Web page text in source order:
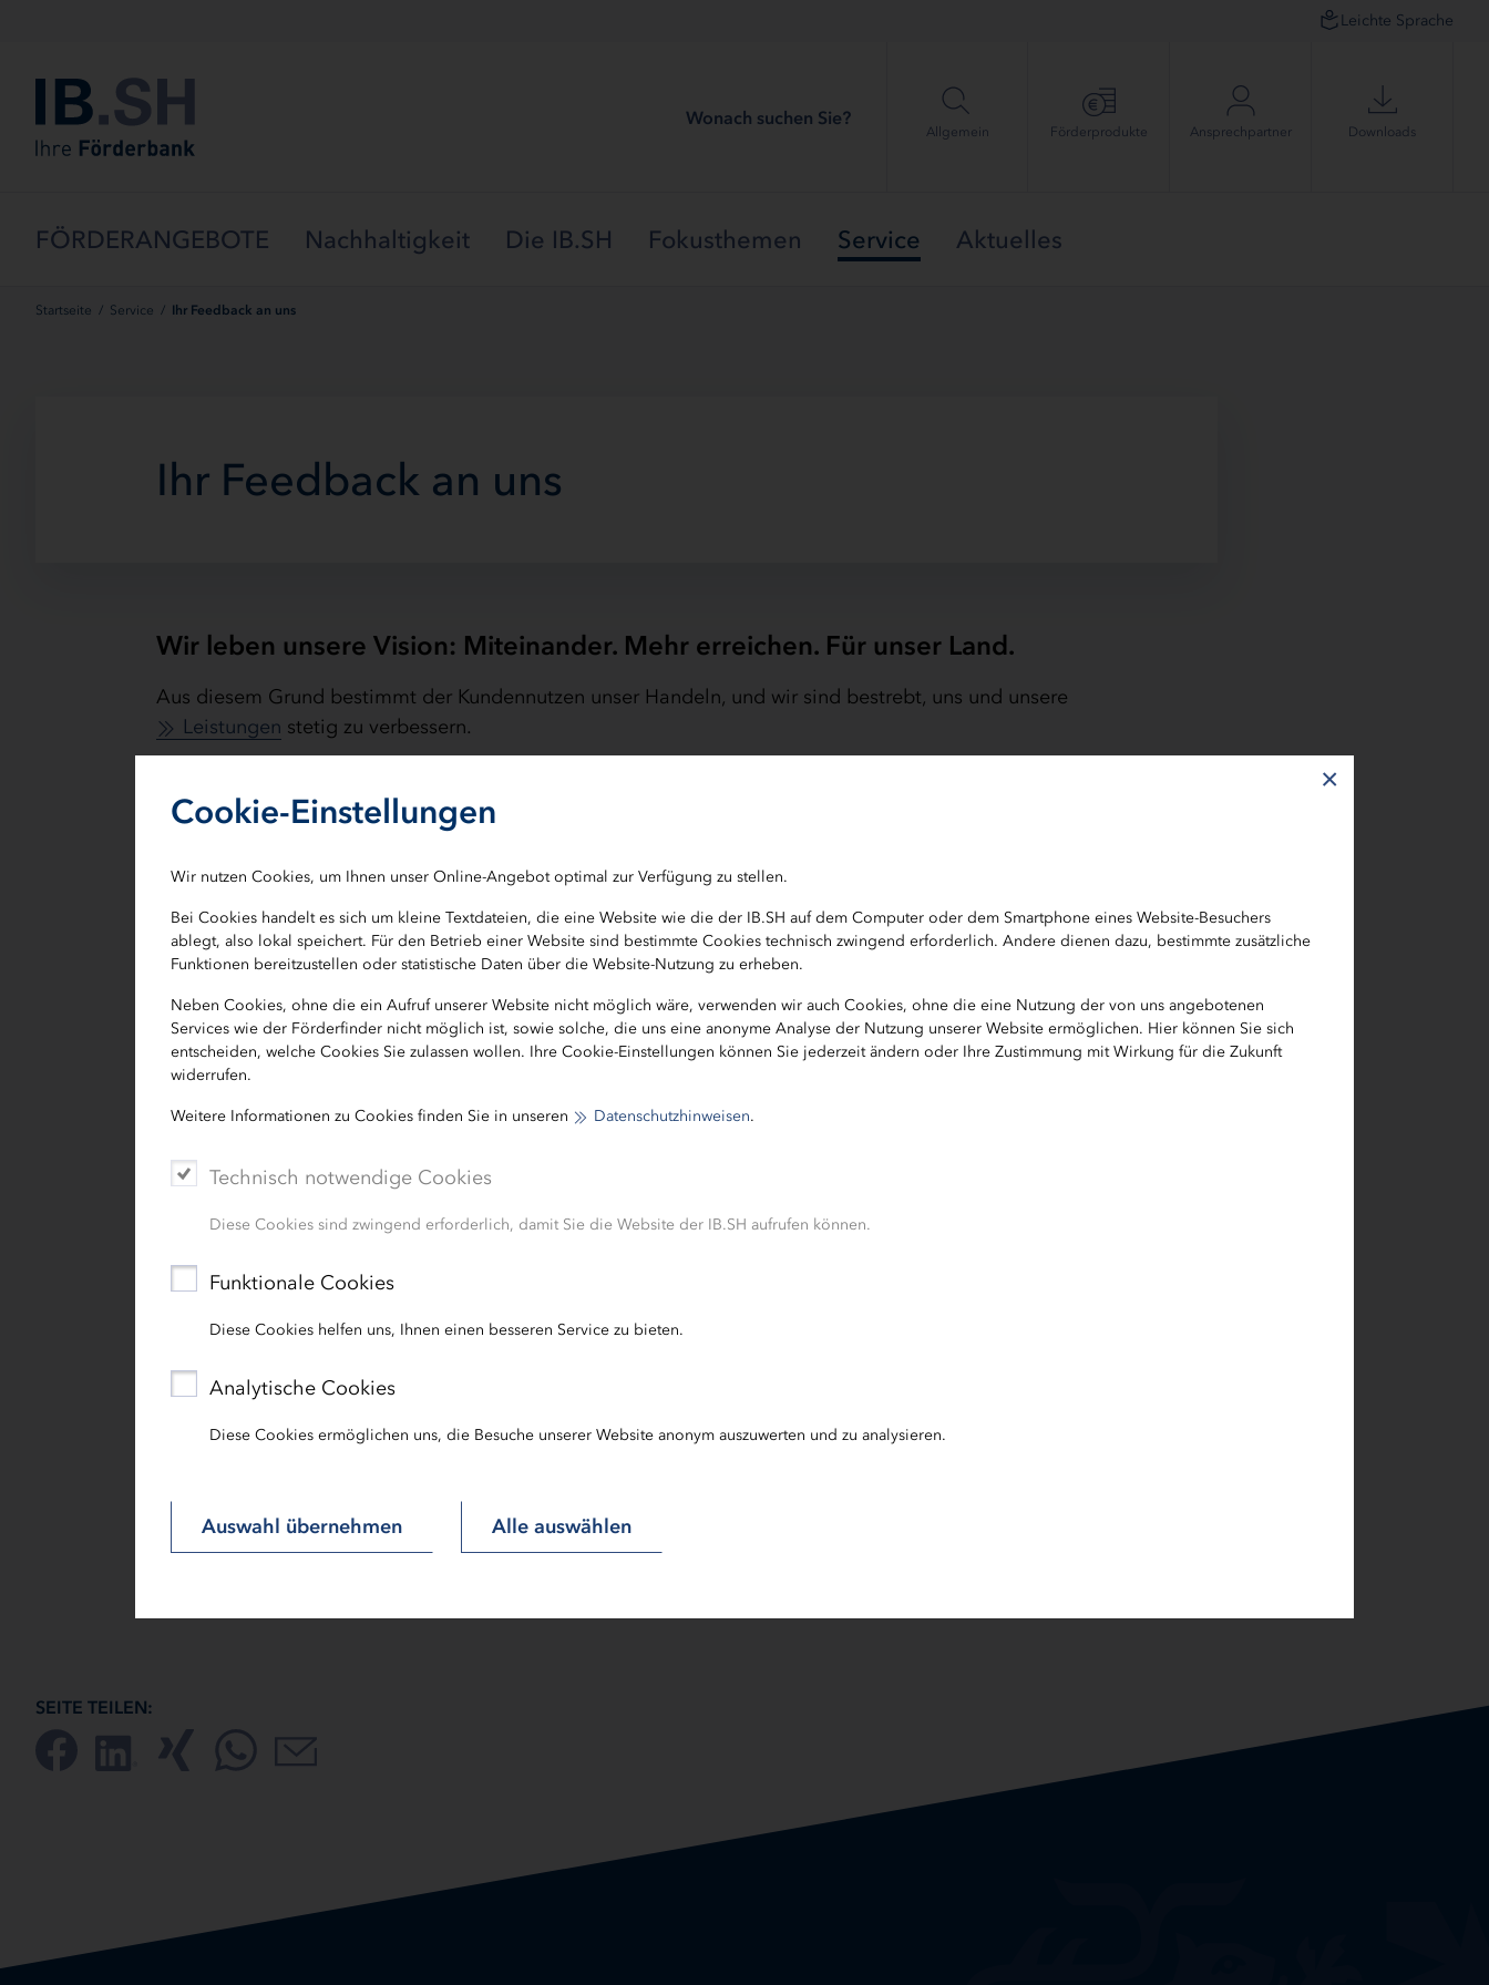
Cookie-Einstellungen
Wir nutzen Cookies, um Ihnen unser Online-Angebot optimal zur Verfügung zu stellen.
Bei Cookies handelt es sich um kleine Textdateien, die eine Website wie die der IB.SH auf dem Computer oder dem Smartphone eines Website-Besuchers
ablegt, also lokal speichert. Für den Betrieb einer Website sind bestimmte Cookies technisch zwingend erforderlich. Andere dienen dazu, bestimmte zusätzliche
Funktionen bereitzustellen oder statistische Daten über die Website-Nutzung zu erheben.
Neben Cookies, ohne die ein Aufruf unserer Website nicht möglich wäre, verwenden wir auch Cookies, ohne die eine Nutzung der von uns angebotenen
Services wie der Förderfinder nicht möglich ist, sowie solche, die uns eine anonyme Analyse der Nutzung unserer Website ermöglichen. Hier können Sie sich
entscheiden, welche Cookies Sie zulassen wollen. Ihre Cookie-Einstellungen können Sie jederzeit ändern oder Ihre Zustimmung mit Wirkung für die Zukunft
widerrufen.
Weitere Informationen zu Cookies finden Sie in unseren Datenschutzhinweisen.
Technisch notwendige Cookies
Diese Cookies sind zwingend erforderlich, damit Sie die Website der IB.SH aufrufen können.
Funktionale Cookies
Diese Cookies helfen uns, Ihnen einen besseren Service zu bieten.
Analytische Cookies
Diese Cookies ermöglichen uns, die Besuche unserer Website anonym auszuwerten und zu analysieren.
Auswahl übernehmen Alle auswählen
×
Leichte Sprache
Wonach suchen Sie?
Allgemein Förder­produkte Ansprech­partner Downloads
FÖRDERANGEBOTE Nachhaltigkeit Die IB.SH Fokusthemen Service Aktuelles
Startseite / Service / Ihr Feedback an uns
Ihr Feedback an uns
Wir leben unsere Vision: Miteinander. Mehr erreichen. Für unser Land.
Aus diesem Grund bestimmt der Kundennutzen unser Handeln, und wir sind bestrebt, uns und unsere
Leistungen stetig zu verbessern.
geben Sie uns dabei mindestens den Beschwerdegrund sowie Ihre Kontaktdaten auf. Sie erreichen uns
über unser Kontaktformular, per Post, E-Mail oder Fax.
Sie möchte Ihrer Beschwerde Anlagen beifügen? Nutzen Sie dafür bitte den Postweg oder senden Sie
eine E-Mail.
Postanschrift:
IB.SH
Beschwerdemanagement
Zur Helling 5-6
24143 Kiel
Kontaktformular: Hier gelangen Sie
vornehmen. Kann die Beschwerde innerhalb von acht Bankarbeitstagen fallabschließend bearbeitet
werden, so erhalten Sie bereits an Stelle einer Eingangsbestätigung eine Antwort.
Ihrem Anliegen festhalten, besteht für Sie die Möglichkeit, sich an die
gerichtliche Klärung zu suchen.
SEITE TEILEN: